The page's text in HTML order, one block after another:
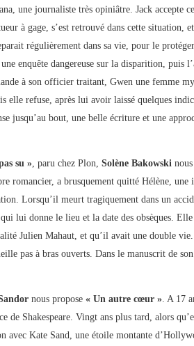
une journaliste très opiniâtre. Jack accepte
à gage, s’est retrouvé dans cette situation,
régulièrement dans sa vie, pour le
enquête dangereuse sur la disparition, puis
à son officier traitant, Gwen une femme
elle refuse, après lui avoir laissé quelques
jusqu’au bout, une belle écriture et une
su », paru chez Plon,Solène Bakowski
romancier, a brusquement quitté Hélène,
Lorsqu’il meurt tragiquement dans un
lui donne le lieu et la date des obsèques.
Julien Mahaut, et qu’il avait une double
pas à bras ouverts. Dans le manuscrit de
nous propose« Un autre cœur ». A 17
de Shakespeare. Vingt ans plus tard, alors
avec Kate Sand, une étoile montante